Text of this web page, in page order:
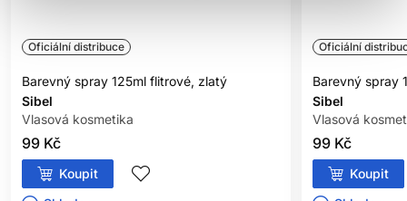
Oficiální distribuce
Barevný spray 125ml flitrové, zlatý
Sibel
Vlasová kosmetika
99 Kč
Koupit
Oficiální
Barevný spray
Sibel
Vlasová
99 Kč
Koupit